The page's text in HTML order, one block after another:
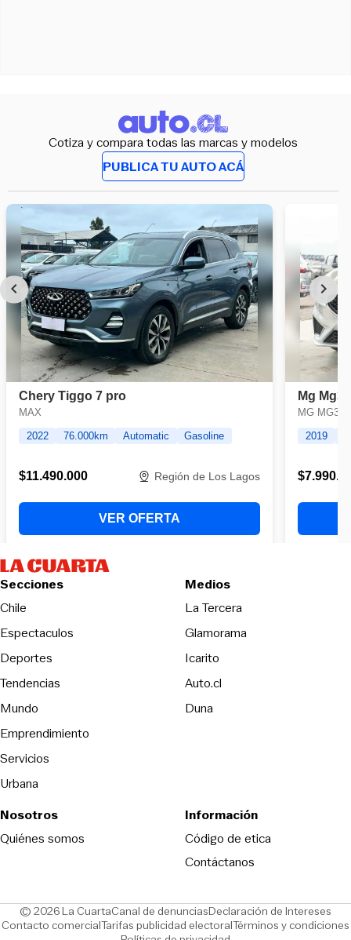
Cotiza y compara todas las marcas y modelos
PUBLICA TU AUTO ACÁ
Secciones
Chile
Espectaculos
Deportes
Tendencias
Mundo
Emprendimiento
Servicios
Urbana
Medios
La TerceraOpens in new
Glamorama
Icarito
Auto.cl
DunaOpens in new window
Nosotros
Quiénes somos
Información
Código de eticaOpens in new
Contáctanos
© 2026 La CuartaCanal de denunciasOpens in new window
Declaración de Intereses
Contacto comercialOpens in new window
Tarifas publicidad electoralOpens in new window
Términos y condiciones